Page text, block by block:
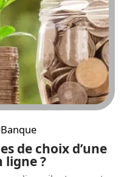
Banque
de choix d’une
ligne ?